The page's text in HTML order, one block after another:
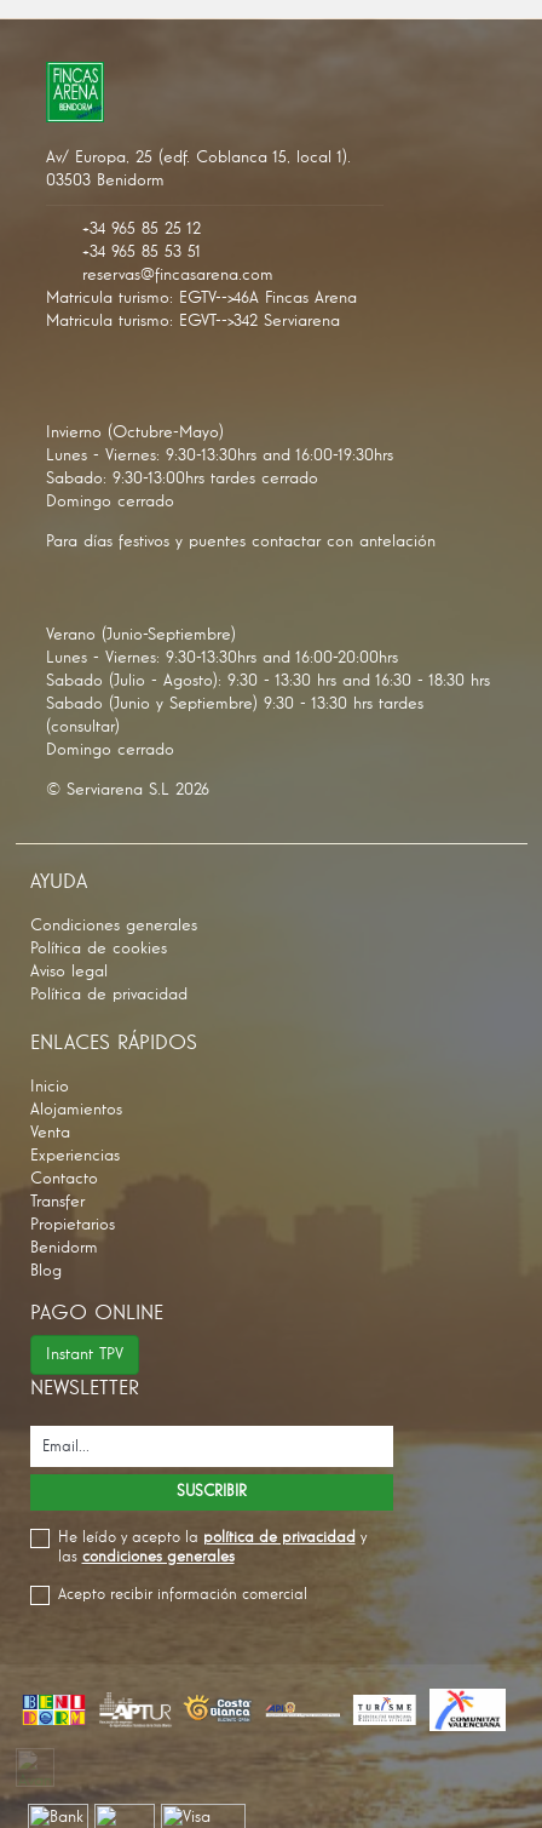
Av/ Europa, 25 (edf. Coblanca 15, local 1).
03503 Benidorm
+34 965 85 25 12
+34 965 85 53 51
reservas@fincasarena.com
Matricula turismo: EGTV-->46A Fincas Arena
Matricula turismo: EGVT-->342 Serviarena
Invierno (Octubre-Mayo)
Lunes - Viernes: 9:30-13:30hrs and 16:00-19:30hrs
Sabado: 9:30-13:00hrs tardes cerrado
Domingo cerrado
Para días festivos y puentes contactar con antelación
Verano (Junio-Septiembre)
Lunes - Viernes: 9:30-13:30hrs and 16:00-20:00hrs
Sabado (Julio - Agosto): 9:30 - 13:30 hrs and 16:30 - 18:30 hrs
Sabado (Junio y Septiembre) 9:30 - 13:30 hrs tardes
(consultar)
Domingo cerrado
© Serviarena S.L 2026
AYUDA
Condiciones generales
Política de cookies
Aviso legal
Política de privacidad
ENLACES RÁPIDOS
Inicio
Alojamientos
Venta
Experiencias
Contacto
Transfer
Propietarios
Benidorm
Blog
PAGO ONLINE
Instant TPV
NEWSLETTER
He leído y acepto la política de privacidad y
las condiciones generales
Acepto recibir información comercial